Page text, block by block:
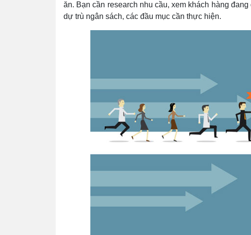
ăn. Bạn cần research nhu cầu, xem khách hàng
dự trù ngân sách, các đầu mục cần thực hiện.